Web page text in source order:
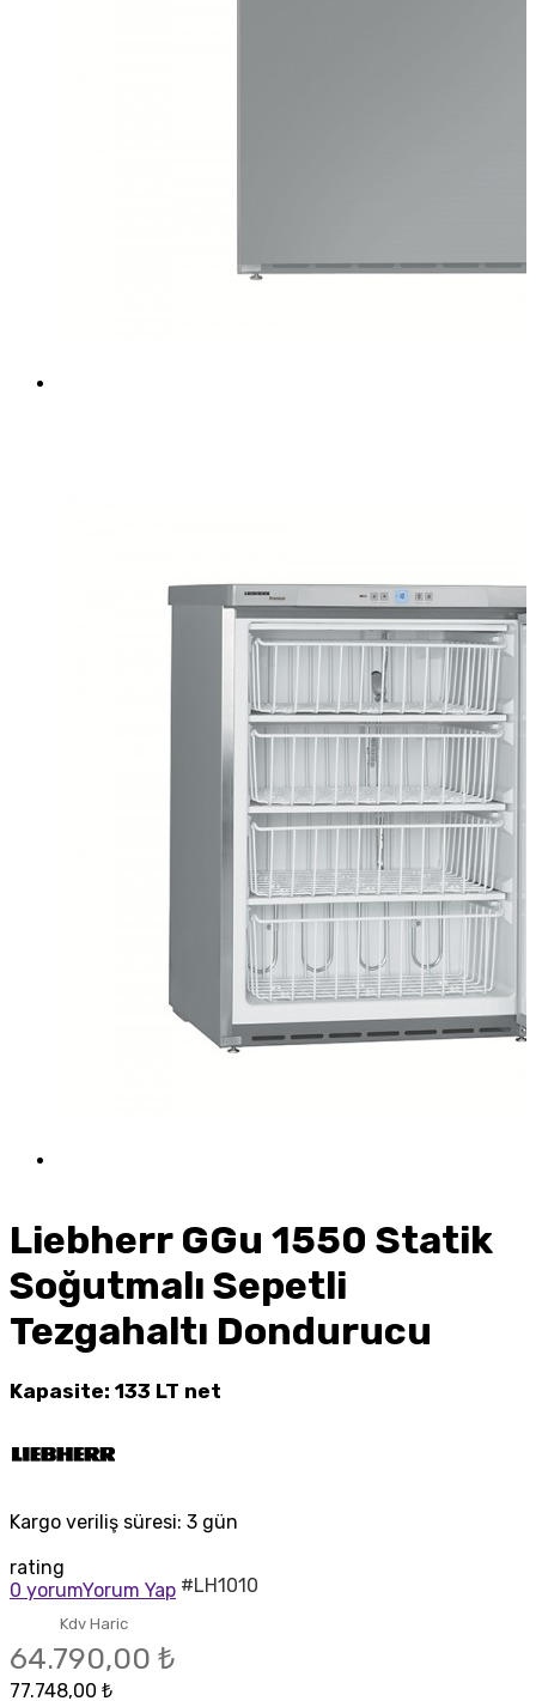
Liebherr GGu 1550 Statik
Soğutmalı Sepetli
Tezgahaltı Dondurucu
Kapasite: 133 LT net
Kargo veriliş süresi: 3 gün
rating
0 yorumYorum Yap #LH1010
Kdv Haric
64.790,00 ₺
77.748,00 ₺